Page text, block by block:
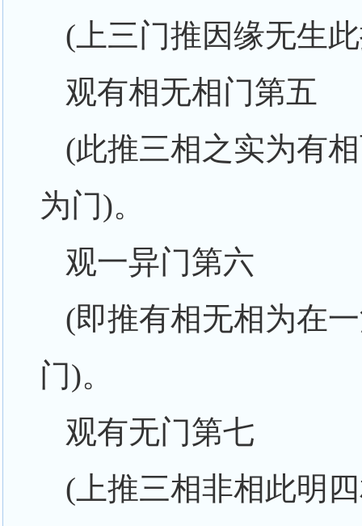
(上三门推因缘无生
观有相无相门第五
(此推三相之实为有
为门)。
观一异门第六
(即推有相无相为在
门)。
观有无门第七
(上推三相非相此明